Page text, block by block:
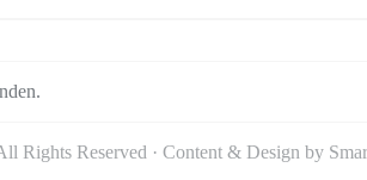
Rights Reserved · Content & Design by